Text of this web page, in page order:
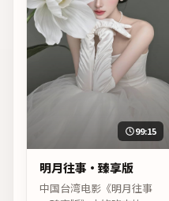
99:15
明月往事·臻享版
中国台湾电影《明月往事